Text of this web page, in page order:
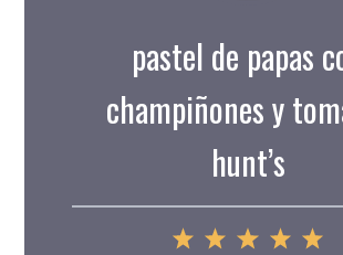
pastel de papas
champiñones y
hunt’s
5
4
3
2
1